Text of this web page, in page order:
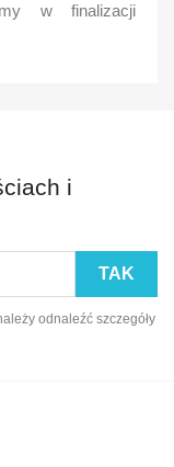
w finalizacji
i
odnaleźć szczegóły